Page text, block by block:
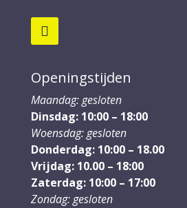
Openingstijden
Maandag: gesloten
Dinsdag: 10:00 – 18:00
Woensdag: gesloten
Donderdag: 10:00 – 18.00
Vrijdag: 10.00 – 18:00
Zaterdag: 10:00 – 17:00
Zondag: gesloten